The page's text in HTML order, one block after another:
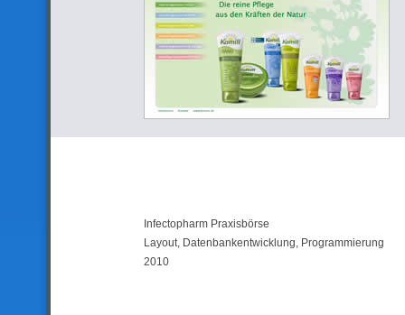
Infectopharm Praxisbörse
Layout, Datenbankentwicklung, Programmierung
2010